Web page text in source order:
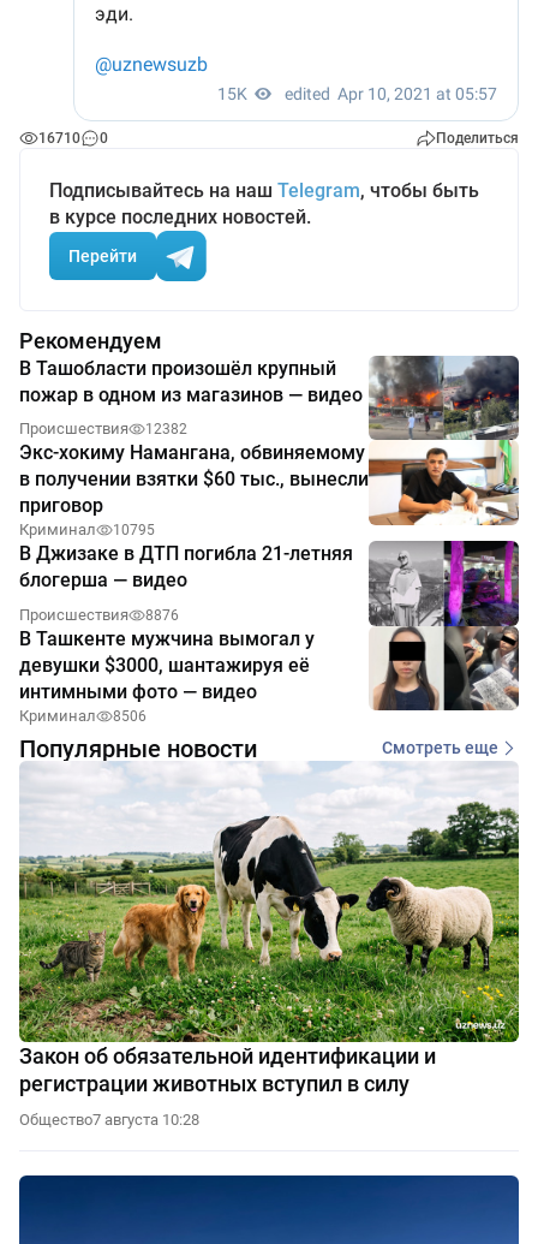
16710 0 Поделиться
Подписывайтесь на наш Telegram, чтобы быть
в курсе последних новостей.
Перейти
Рекомендуем
В Ташобласти произошёл крупный
пожар в одном из магазинов — видео
Происшествия 12382
Экс-хокиму Намангана, обвиняемому
в получении взятки $60 тыс., вынесли
приговор
Криминал 10795
В Джизаке в ДТП погибла 21-летняя
блогерша — видео
Происшествия 8876
В Ташкенте мужчина вымогал у
девушки $3000, шантажируя её
интимными фото — видео
Криминал 8506
Популярные новости Смотреть еще
Закон об обязательной идентификации и
регистрации животных вступил в силу
Общество7 августа 10:28